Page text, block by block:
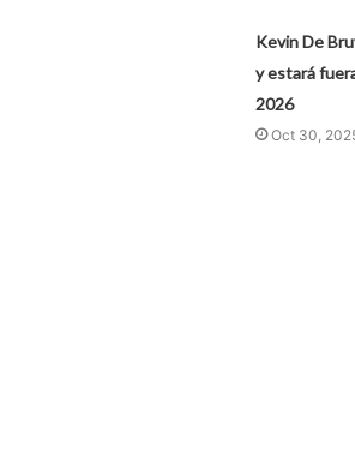
Kevin De
y estará
2026
Oct 30,